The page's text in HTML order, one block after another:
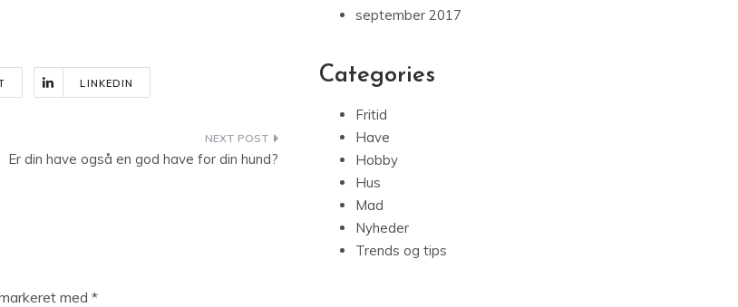
LINKEDIN
Er din have også en god have for din hund?
med *
september 2017
Categories
Fritid
Have
Hobby
Hus
Mad
Nyheder
Trends og tips